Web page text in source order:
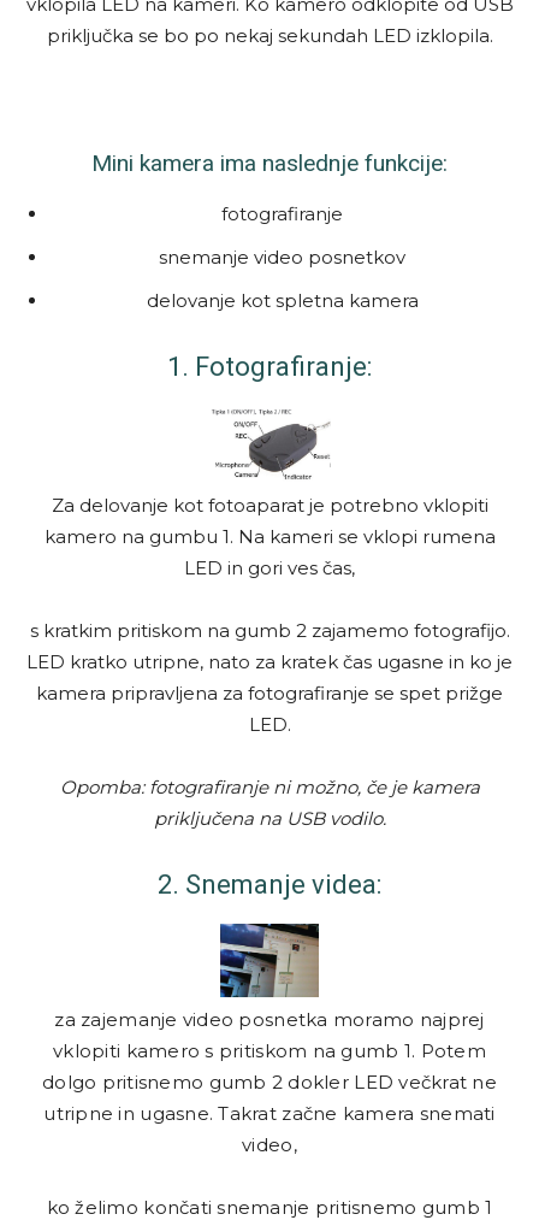
priključka se bo po nekaj sekundah LED izklopila.
Mini kamera ima naslednje funkcije:
fotografiranje
snemanje video posnetkov
delovanje kot spletna kamera
1. Fotografiranje:
Za delovanje kot fotoaparat je potrebno vklopiti
kamero na gumbu 1. Na kameri se vklopi rumena
LED in gori ves čas,
s kratkim pritiskom na gumb 2 zajamemo fotografijo.
LED kratko utripne, nato za kratek čas ugasne in ko je
kamera pripravljena za fotografiranje se spet prižge
LED.
Opomba: fotografiranje ni možno, če je kamera
priključena na USB vodilo.
2. Snemanje videa:
za zajemanje video posnetka moramo najprej
vklopiti kamero s pritiskom na gumb 1. Potem
dolgo pritisnemo gumb 2 dokler LED večkrat ne
utripne in ugasne. Takrat začne kamera snemati
video,
ko želimo končati snemanje pritisnemo gumb 1